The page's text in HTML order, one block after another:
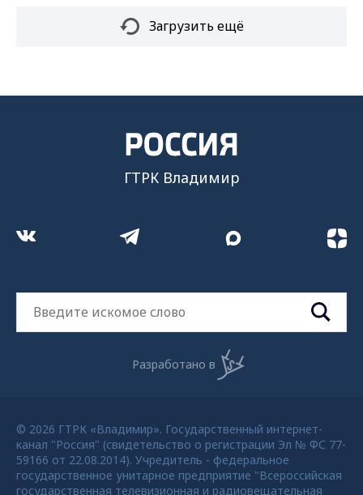
Загрузить ещё
ГТРК Владимир
Разработано в
© 2026 ГТРК «Владимир». Государственный интернет-
канал "Россия" (свидетельство о регистрации Эл № ФС 77-
59166 от 22.08.2014). Учредитель - федеральное
государственное унитарное предприятие "Всероссийская
государственная телевизионная и радиовещательная